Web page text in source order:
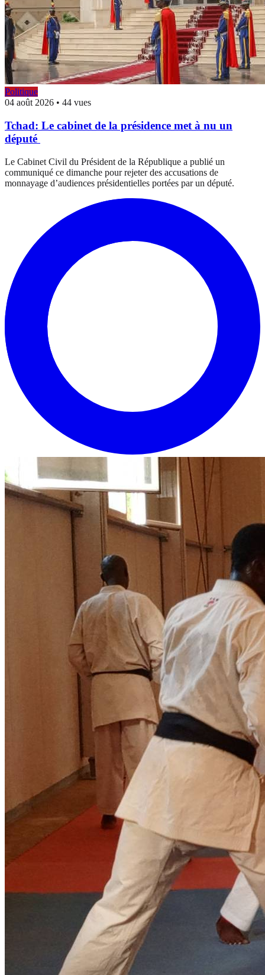
Politique
04 août 2026 • 44 vues
Tchad: Le cabinet de la présidence met à nu un
député
Le Cabinet Civil du Président de la République a publié un
communiqué ce dimanche pour rejeter des accusations de
monnayage d’audiences présidentielles portées par un député.